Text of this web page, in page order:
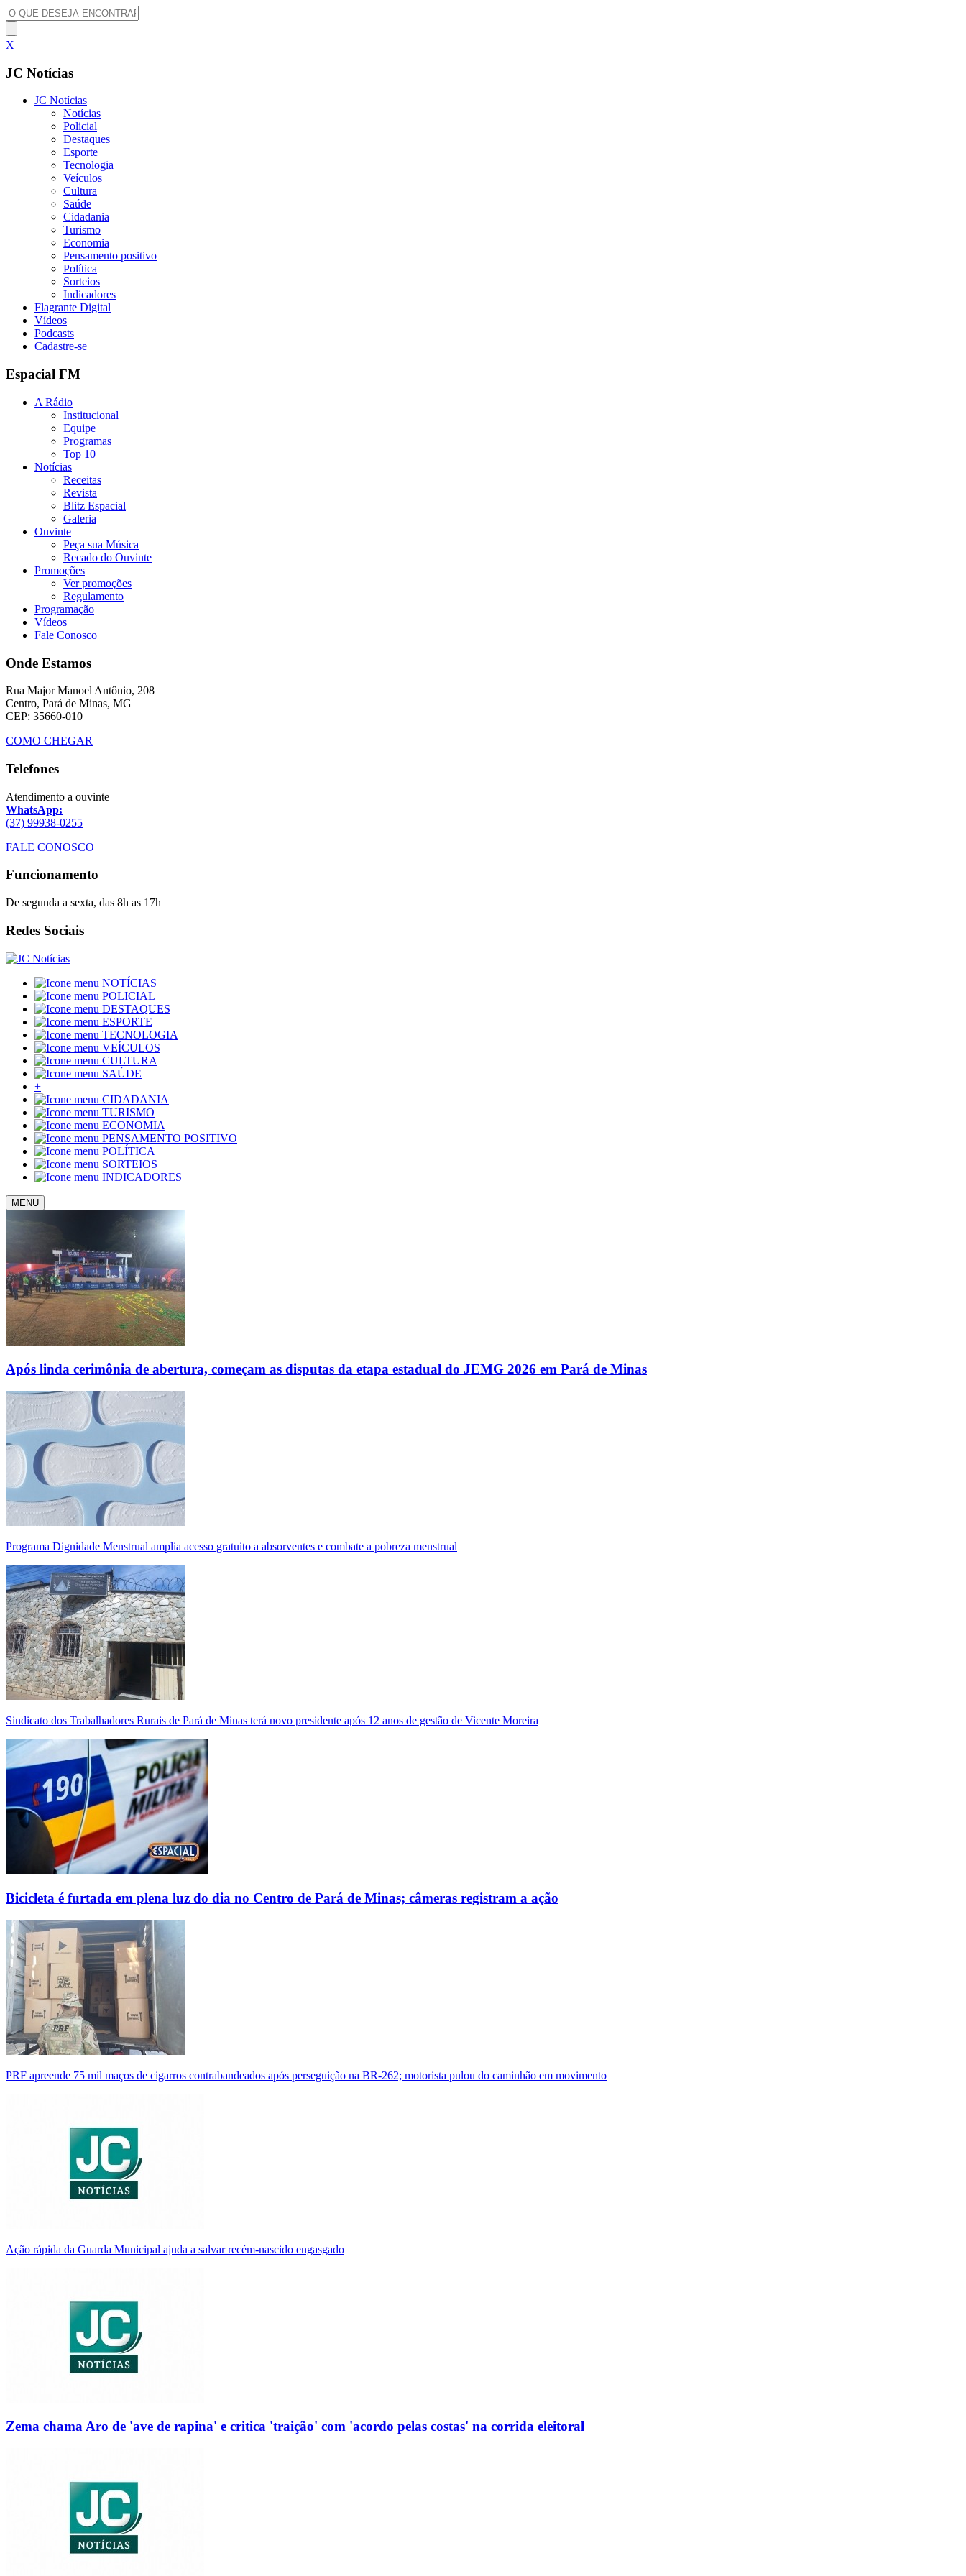
X
JC Notícias
JC Notícias
Notícias
Policial
Destaques
Esporte
Tecnologia
Veículos
Cultura
Saúde
Cidadania
Turismo
Economia
Pensamento positivo
Política
Sorteios
Indicadores
Flagrante Digital
Vídeos
Podcasts
Cadastre-se
Espacial FM
A Rádio
Institucional
Equipe
Programas
Top 10
Notícias
Receitas
Revista
Blitz Espacial
Galeria
Ouvinte
Peça sua Música
Recado do Ouvinte
Promoções
Ver promoções
Regulamento
Programação
Vídeos
Fale Conosco
Onde Estamos
Rua Major Manoel Antônio, 208
Centro, Pará de Minas, MG
CEP: 35660-010
COMO CHEGAR
Telefones
Atendimento a ouvinte
WhatsApp:
(37) 99938-0255
FALE CONOSCO
Funcionamento
De segunda a sexta, das 8h as 17h
Redes Sociais
NOTÍCIAS
POLICIAL
DESTAQUES
ESPORTE
TECNOLOGIA
VEÍCULOS
CULTURA
SAÚDE
+
CIDADANIA
TURISMO
ECONOMIA
PENSAMENTO POSITIVO
POLÍTICA
SORTEIOS
INDICADORES
MENU
Após linda cerimônia de abertura, começam as disputas da etapa estadual do JEMG 2026 em Pará de Minas
Programa Dignidade Menstrual amplia acesso gratuito a absorventes e combate a pobreza menstrual
Sindicato dos Trabalhadores Rurais de Pará de Minas terá novo presidente após 12 anos de gestão de Vicente Moreira
Bicicleta é furtada em plena luz do dia no Centro de Pará de Minas; câmeras registram a ação
PRF apreende 75 mil maços de cigarros contrabandeados após perseguição na BR-262; motorista pulou do caminhão em movimento
Ação rápida da Guarda Municipal ajuda a salvar recém-nascido engasgado
Zema chama Aro de 'ave de rapina' e critica 'traição' com 'acordo pelas costas' na corrida eleitoral